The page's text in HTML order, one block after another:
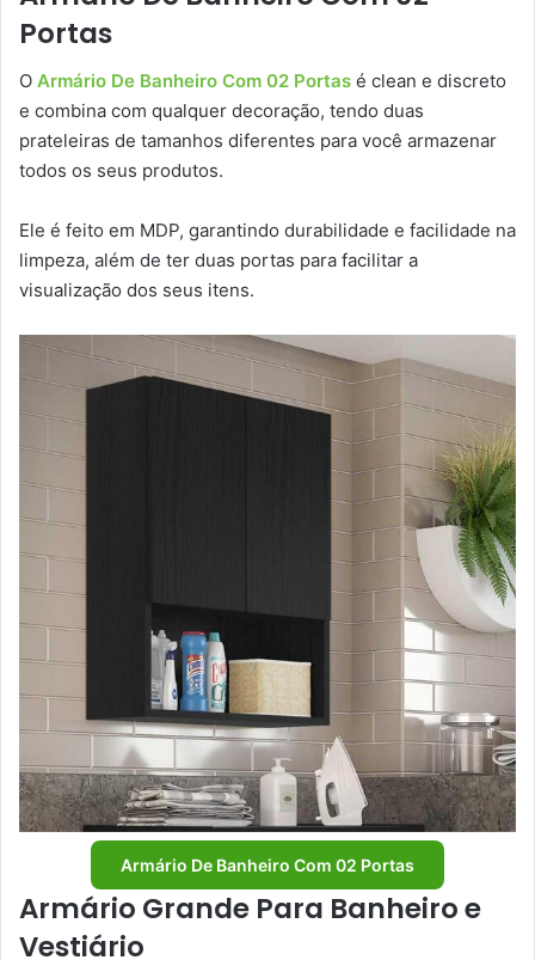
Portas
O Armário De Banheiro Com 02 Portas é clean e discreto
e combina com qualquer decoração, tendo duas
prateleiras de tamanhos diferentes para você armazenar
todos os seus produtos.
Ele é feito em MDP, garantindo durabilidade e facilidade na
limpeza, além de ter duas portas para facilitar a
visualização dos seus itens.
Armário De Banheiro Com 02 Portas
Armário Grande Para Banheiro e
Vestiário